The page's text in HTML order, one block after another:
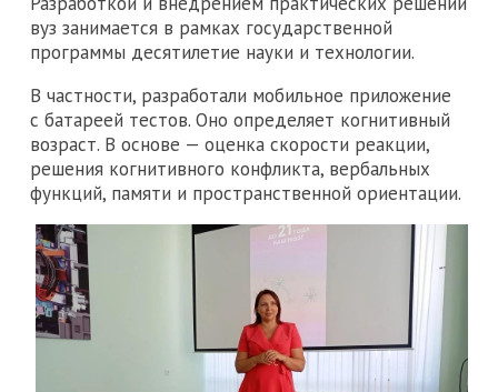
вуз занимается в рамках государственной
программы десятилетие науки и технологии.
В частности, разработали мобильное приложение
с батареей тестов. Оно определяет когнитивный
возраст. В основе — оценка скорости реакции,
решения когнитивного конфликта, вербальных
функций, памяти и пространственной ориентации.